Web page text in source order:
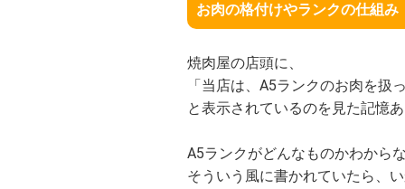
お肉の格付けやランクの仕組み
焼肉屋の店頭に、
「当店は、A5ランクのお肉を扱
と表示されているのを見た記憶
A5ランクがどんなものかわから
そういう風に書かれていたら、